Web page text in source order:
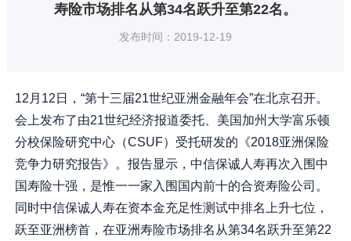
寿险市场排名从第34名跃升至第22名。
发布时间：2019-12-19
12月12日，“第十三届21世纪亚洲金融年会”在北京召开。
会上发布了由21世纪经济报道委托、美国加州大学富乐顿
分校保险研究中心（CSUF）受托研发的《2018亚洲保险
竞争力研究报告》。报告显示，中信保诚人寿再次入围中
国寿险十强，是惟一一家入围国内前十的合资寿险公司。
同时中信保诚人寿在资本金充足性测试中排名上升七位，
跃至亚洲榜首，在亚洲寿险市场排名从第34名跃升至第22